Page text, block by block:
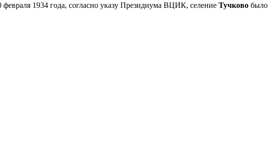
1934 года, согласно указу Президиума ВЦИК, селение Тучково было